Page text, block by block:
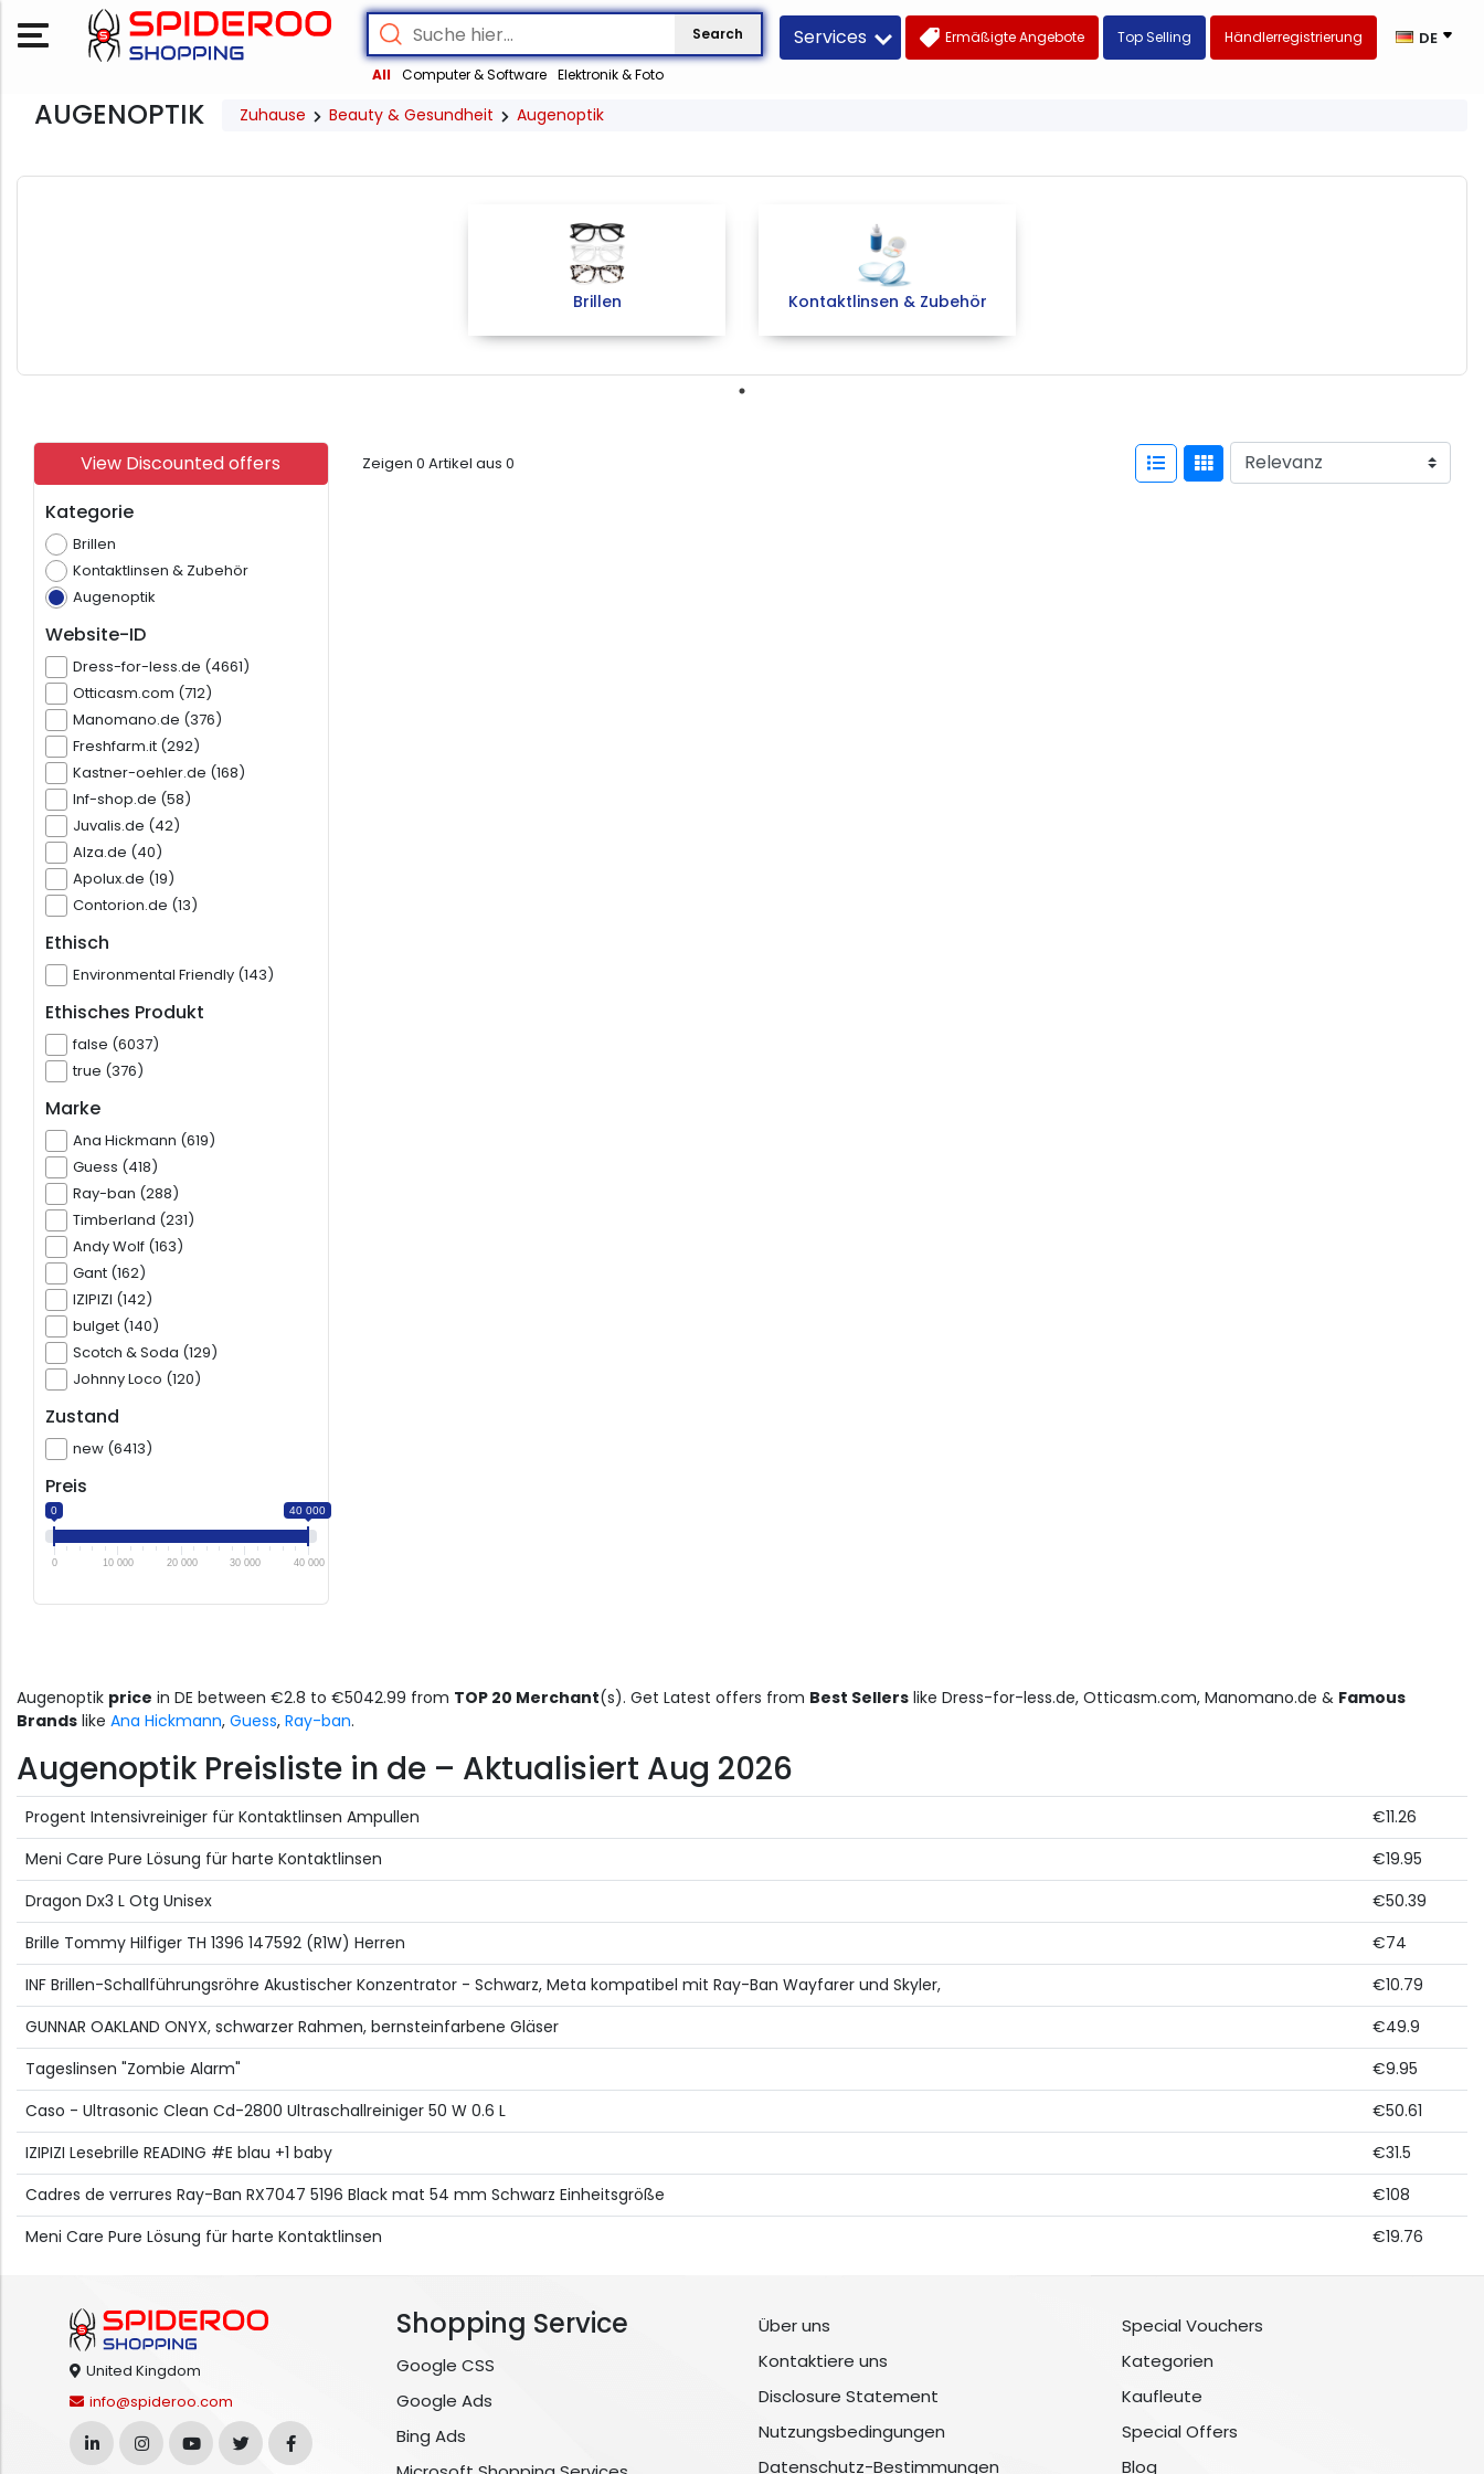
Search
All Computer & Software Elektronik & Foto
Services Ermäßigte Angebote Top Selling Händlerregistrierung DE
AUGENOPTIK Zuhause Beauty & Gesundheit Augenoptik
Brillen Kontaktlinsen & Zubehör
View Discounted offers
Kategorie
Brillen
Kontaktlinsen & Zubehör
Augenoptik
Website-ID
Dress-for-less.de (4661)
Otticasm.com (712)
Manomano.de (376)
Freshfarm.it (292)
Kastner-oehler.de (168)
Inf-shop.de (58)
Juvalis.de (42)
Alza.de (40)
Apolux.de (19)
Contorion.de (13)
Ethisch
Environmental Friendly (143)
Ethisches Produkt
false (6037)
true (376)
Marke
Ana Hickmann (619)
Guess (418)
Ray-ban (288)
Timberland (231)
Andy Wolf (163)
Gant (162)
IZIPIZI (142)
bulget (140)
Scotch & Soda (129)
Johnny Loco (120)
Zustand
new (6413)
Preis
0 40 000
0 10 000 20 000 30 000 40 000
Zeigen 0 Artikel aus 0
Augenoptik price in DE between €2.8 to €5042.99 from TOP 20 Merchant(s). Get Latest offers from Best Sellers like Dress-for-less.de, Otticasm.com, Manomano.de & Famous
Brands like Ana Hickmann, Guess, Ray-ban.
Augenoptik Preisliste in de – Aktualisiert Aug 2026
Progent Intensivreiniger für Kontaktlinsen Ampullen
€11.26
Meni Care Pure Lösung für harte Kontaktlinsen
€19.95
Dragon Dx3 L Otg Unisex
€50.39
Brille Tommy Hilfiger TH 1396 147592 (R1W) Herren
€74
INF Brillen-Schallführungsröhre Akustischer Konzentrator - Schwarz, Meta kompatibel mit Ray-Ban Wayfarer und Skyler,
€10.79
GUNNAR OAKLAND ONYX, schwarzer Rahmen, bernsteinfarbene Gläser
€49.9
Tageslinsen "Zombie Alarm"
€9.95
Caso - Ultrasonic Clean Cd-2800 Ultraschallreiniger 50 W 0.6 L
€50.61
IZIPIZI Lesebrille READING #E blau +1 baby
€31.5
Cadres de verrures Ray-Ban RX7047 5196 Black mat 54 mm Schwarz Einheitsgröße
€108
Meni Care Pure Lösung für harte Kontaktlinsen
€19.76
United Kingdom
info@spideroo.com
Shopping Service
Google CSS
Google Ads
Bing Ads
Über uns
Kontaktiere uns
Disclosure Statement
Nutzungsbedingungen
Datenschutz-Bestimmungen
Special Vouchers
Kategorien
Kaufleute
Special Offers
Blog